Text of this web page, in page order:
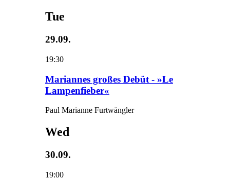
Tue
29.09.
19:30
Mariannes großes Debüt - »Le
Lampenfieber«
Paul Marianne Furtwängler
Wed
30.09.
19:00